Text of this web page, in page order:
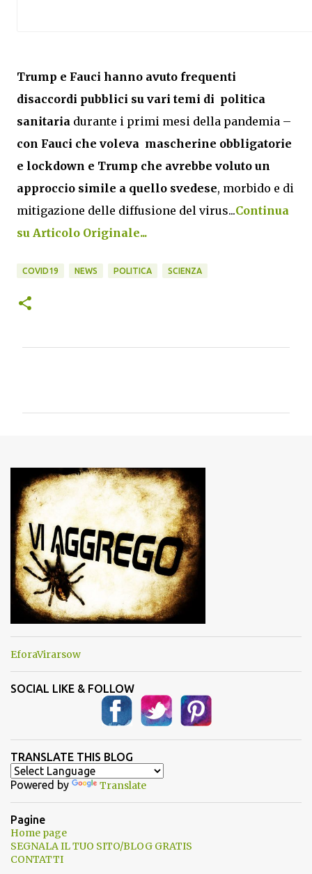
Trump e Fauci hanno avuto frequenti
disaccordi pubblici su vari temi di politica
sanitaria durante i primi mesi della pandemia –
con Fauci che voleva mascherine obbligatorie
e lockdown e Trump che avrebbe voluto un
approccio simile a quello svedese, morbido e di
mitigazione delle diffusione del virus...Continua
su Articolo Originale...
COVID19 NEWS POLITICA SCIENZA
n
t
i
EforaVirarsow
SOCIAL LIKE & FOLLOW
TRANSLATE THIS BLOG
Powered by Translate
Pagine
Home page
SEGNALA IL TUO SITO/BLOG GRATIS
CONTATTI